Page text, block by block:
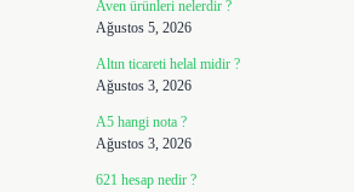
Aven ürünleri nelerdir ?
Ağustos 5, 2026
Altın ticareti helal midir ?
Ağustos 3, 2026
A5 hangi nota ?
Ağustos 3, 2026
621 hesap nedir ?